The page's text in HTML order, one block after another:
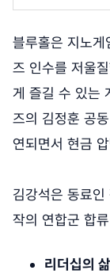
블루홀은 지노게
즈 인수를 저울
게 즐길 수 있는
즈의 김정훈 공
연되면서 현금
김강석은 동료
작의 연합군 합
리더십의